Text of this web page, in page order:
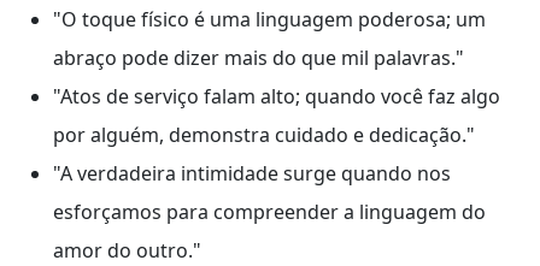
"O toque físico é uma linguagem poderosa; um
abraço pode dizer mais do que mil palavras."
"Atos de serviço falam alto; quando você faz algo
por alguém, demonstra cuidado e dedicação."
"A verdadeira intimidade surge quando nos
esforçamos para compreender a linguagem do
amor do outro."